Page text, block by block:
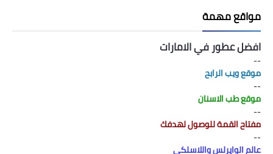
مواقع مهمة
افضل عطور في الامارات
--
موقع ويب الرابح
--
موقع طب الاسنان
--
مفتاح القمة للوصول لهدفك
--
عالم الوايرلس واللاسلكي